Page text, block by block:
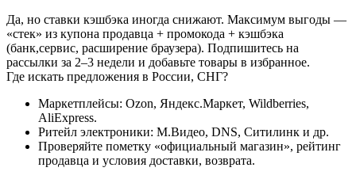
Да, но ставки кэшбэка иногда снижают. Максимум выгоды —
«стек» из купона продавца + промокода + кэшбэка
(банк,сервис, расширение браузера). Подпишитесь на
рассылки за 2–3 недели и добавьте товары в избранное.
Где искать предложения в России, СНГ?
Маркетплейсы: Ozon, Яндекс.Маркет, Wildberries,
AliExpress.
Ритейл электроники: М.Видео, DNS, Ситилинк и др.
Проверяйте пометку «официальный магазин», рейтинг
продавца и условия доставки, возврата.